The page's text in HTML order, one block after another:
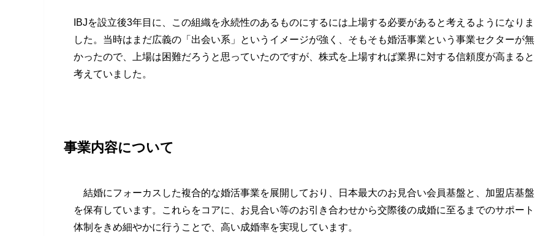
IBJを設立後3年目に、この組織を永続性のあるものにするには上場する必要があると考えるようになりま
した。当時はまだ広義の「出会い系」というイメージが強く、そもそも婚活事業という事業セクターが無
かったので、上場は困難だろうと思っていたのですが、株式を上場すれば業界に対する信頼度が高まると
考えていました。
事業内容について
結婚にフォーカスした複合的な婚活事業を展開しており、日本最大のお見合い会員基盤と、加盟店基盤
を保有しています。これらをコアに、お見合い等のお引き合わせから交際後の成婚に至るまでのサポート
体制をきめ細やかに行うことで、高い成婚率を実現しています。